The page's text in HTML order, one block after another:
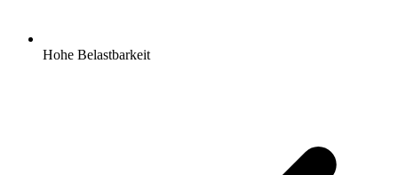
Hohe Belastbarkeit